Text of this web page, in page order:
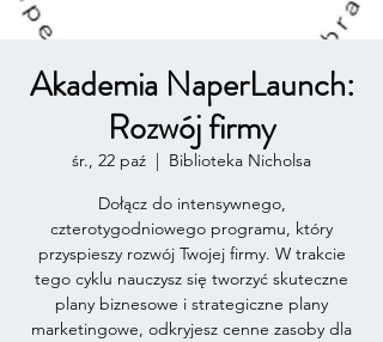
Akademia NaperLaunch:
Rozwój firmy
śr., 22 paź
  |
Biblioteka Nicholsa
Dołącz do intensywnego,
czterotygodniowego programu, który
przyspieszy rozwój Twojej firmy. W trakcie
tego cyklu nauczysz się tworzyć skuteczne
plany biznesowe i strategiczne plany
marketingowe, odkryjesz cenne zasoby dla